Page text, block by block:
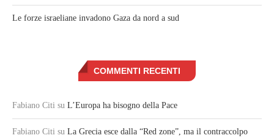
Le forze israeliane invadono Gaza da nord a sud
COMMENTI RECENTI
Fabiano Citi su L’Europa ha bisogno della Pace
Fabiano Citi su La Grecia esce dalla “Red zone”, ma il contraccolpo